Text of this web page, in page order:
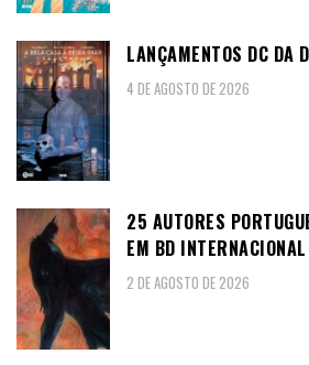
LANÇAMENTOS DC DA
4 DE AGOSTO DE 2026
25 AUTORES
EM BD INTERNACIONAL
2 DE AGOSTO DE 2026